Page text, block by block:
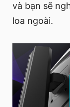
và bạn sẽ
loa ngoài.